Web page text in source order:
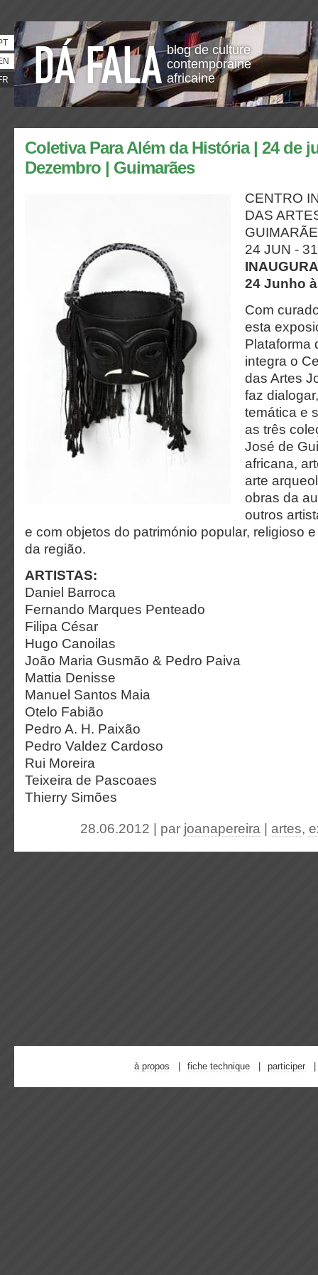
blog de culture
contemporaine
africaine
Coletiva Para Além da História | 24 de
Dezembro | Guimarães
CENTRO
DAS
24 JUN -
24 Junho
Com
esta
Plataforma
integra o
das Artes
faz
temática e
as três
José de
africana,
arte
obras da
outros
e com objetos do património popular, religioso
da região.
ARTISTAS:
Daniel Barroca
Fernando Marques Penteado
Filipa César
Hugo Canoilas
João Maria Gusmão & Pedro Paiva
Mattia Denisse
Manuel Santos Maia
Otelo Fabião
Pedro A. H. Paixão
Pedro Valdez Cardoso
Rui Moreira
Teixeira de Pascoaes
Thierry Simões
28.06.2012 | par joanapereira artes,
à propos fiche technique participer